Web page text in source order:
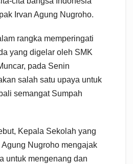
Irvan Agung Nugroho.
rangka memperingati
yang digelar oleh SMK
pada Senin
salah satu upaya untuk
semangat Sumpah
Kepala Sekolah yang
Nugroho mengajak
untuk mengenang dan